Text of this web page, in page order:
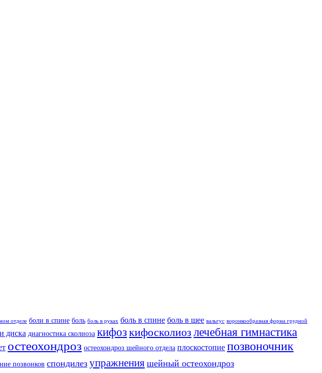
отделе боли в спине боль боль в руках боль в спине боль в шее вальгус воронкообразная форма грудной
диска диагностика сколиоза кифозкифосколиоз лечебная гимнастика
остеохондроз остеохондроз шейного отдела плоскостопие позвоночник
позвонков спондилез упражнения шейный остеохондроз